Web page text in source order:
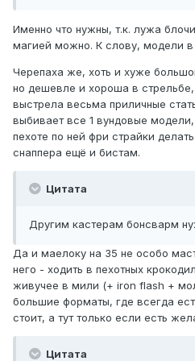
Именно что нужны, т.к. лужа
магией можно. К слову, модели
Черепаха же, хоть и хуже
но дешевле и хороша в
выстрела весьма приличные
выбивает все 1 вундовые
пехоте по ней фри страйки
снаппера ещё и бистам.
Цитата
Другим кастерам бонсварм
Да и маелоку на 35 не особо
него - ходить в пехотных
живучее в мили (+ iron flash +
большие форматы, где всегда
стоит, а тут только если есть
Цитата